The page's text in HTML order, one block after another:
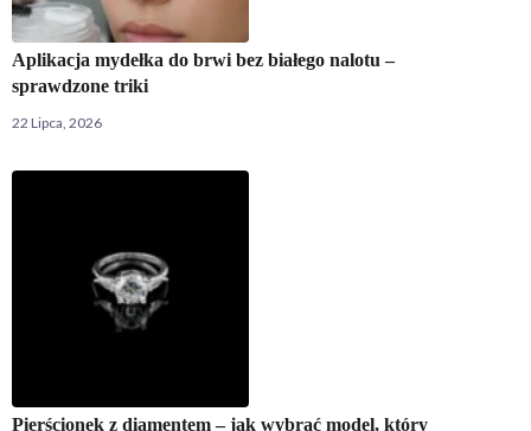
Aplikacja mydełka do brwi bez białego nalotu –
sprawdzone triki
22 Lipca, 2026
Pierścionek z diamentem – jak wybrać model, który